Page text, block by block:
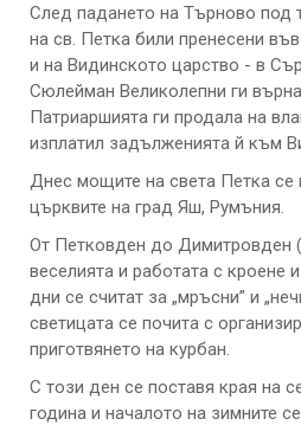
След падането на Търново под
на св. Петка били пренесени
и на Видинското царство - в
Сюлейман Великолепни ги
Патриаршията ги продала на
изплатил задълженията й към
Днес мощите на света Петка се
църквите на град Яш, Румъния.
От Петковден до Димитровден
веселията и работата с кроене
дни се считат за „мръсни” и
светицата се почита с
приготвянето на курбан.
С този ден се поставя края на
година и началото на зимните